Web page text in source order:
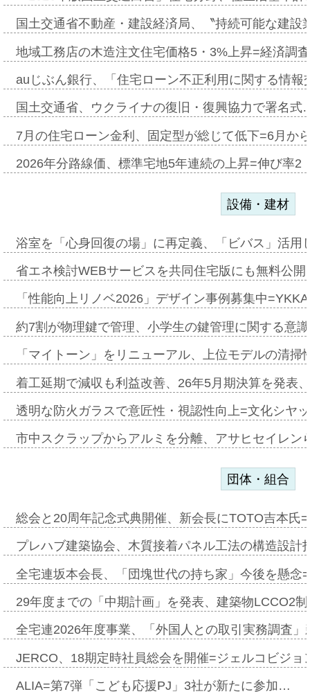
国土交通省不動産・建設経済局、〝持続可能な建
地域工務店の木造注文住宅価格5・3%上昇=経済調
auじぶん銀行、「住宅ローン不正利用に関する情
国土交通省、ウクライナの復旧・復興協力で署名
7月の住宅ローン金利、固定型が総じて低下=6月か
2026年分路線価、標準宅地5年連続の上昇=伸び率
設備・建材
浴室を「心身回復の場」に再定義、「ビバス」活
省エネ検討WEBサービスを共同住宅版にも無料公
「性能向上リノベ2026」デザイン事例募集中
約7割が物理鍵で管理、小学生の鍵管理に関する意
「マイトーン」をリニューアル、上位モデルの清
着工延期で減収も利益改善、26年5月期決算を発表
透明な防火ガラスで意匠性・視認性向上=文化シヤ
市中スクラップからアルミを分離、アサヒセイレ
団体・組合
総会と20周年記念式典開催、新会長にTOTO吉本氏
プレハブ建築協会、木質接着パネル工法の構造設
全宅連坂本会長、「団塊世代の持ち家」今後を懸
29年度までの「中期計画」を発表、建築物LCCO2
全宅連2026年度事業、「外国人との取引実務調査
JERCO、18期定時社員総会を開催=ジェルコビジ
ALIA=第7弾「こども応援PJ」3社が新たに参加…